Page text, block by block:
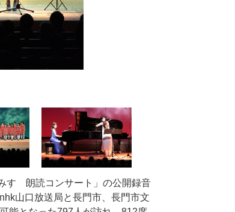
ゞ朗読コンサート」の公開録音
山口放送局と長門市、長門市文